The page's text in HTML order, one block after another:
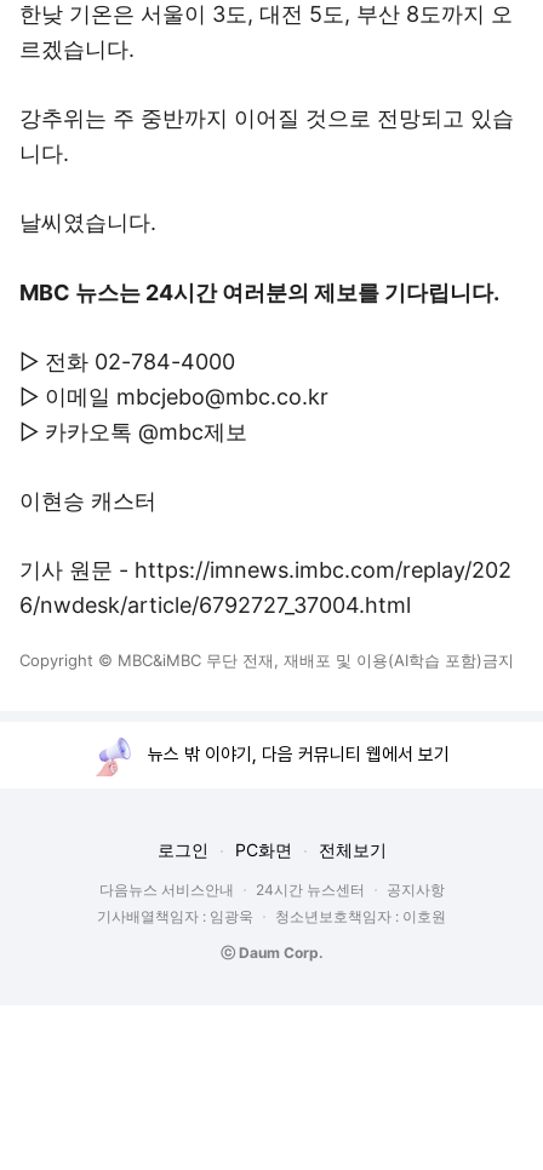
한낮 기온은 서울이 3도, 대전 5도, 부산 8도까지 오
르겠습니다.
강추위는 주 중반까지 이어질 것으로 전망되고 있습
니다.
날씨였습니다.
MBC 뉴스는 24시간 여러분의 제보를 기다립니다.
▷ 전화 02-784-4000
▷ 이메일 mbcjebo@mbc.co.kr
▷ 카카오톡 @mbc제보
이현승 캐스터
기사 원문 - https://imnews.imbc.com/replay/202
6/nwdesk/article/6792727_37004.html
Copyright © MBC&iMBC 무단 전재, 재배포 및 이용(AI학습 포함)금지
뉴스 밖 이야기, 다음 커뮤니티 웹에서 보기
로그인 PC화면 전체보기
다음뉴스 서비스안내 24시간 뉴스센터
공지사항
기사배열책임자 : 임광욱
청소년보호책임자 : 이호원
ⓒ Daum Corp.